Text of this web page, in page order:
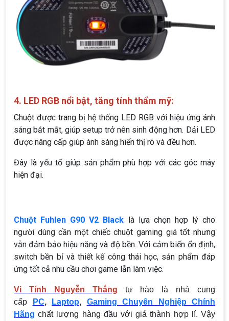
4. LED RGB nổi bật, tăng tính thẩm mỹ:
Chuột được trang bị hệ thống LED RGB với hiệu ứng ánh
sáng bắt mắt, giúp setup trở nên sinh động hơn. Dải LED
được nâng cấp giúp ánh sáng hiển thị rõ và đều hơn.
Đây là yếu tố giúp sản phẩm phù hợp với các góc máy
hiện đại.
Chuột Fuhlen G90 V2 Black là lựa chọn hợp lý cho
người dùng cần một chiếc chuột gaming giá tốt nhưng
vẫn đảm bảo hiệu năng và độ bền. Với cảm biến ổn định,
switch bền bỉ và thiết kế công thái học, sản phẩm đáp
ứng tốt cả nhu cầu chơi game lẫn làm việc.
Vi Tính Nguyễn Thắng tự hào là nhà cung
cấp
PC, Laptop, Gaming Chuyên Nghiệp Chính
Hãng chất lượng hàng đầu với giá thành hợp lí. Vậy